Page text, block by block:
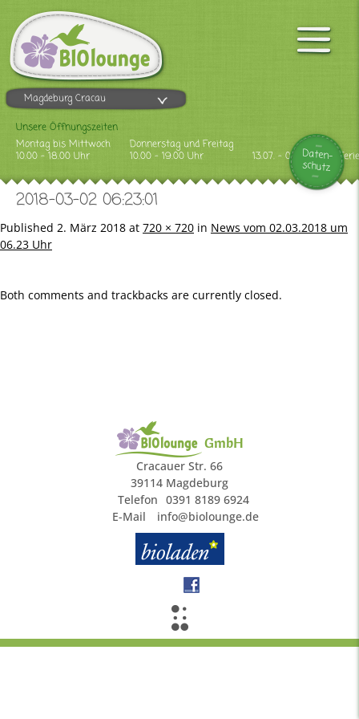
Magdeburg Cracau
Unsere Öffnungszeiten
Montag bis Mittwoch
10.00 - 18.00 Uhr
Donnerstag und Freitag
10.00 - 19.00 Uhr
13.07. - 09.08.2026
Daten-
schutz
2018-03-02 06:23:01
Published 2. März 2018 at 720 × 720 in News vom 02.03.2018 um
06.23 Uhr
Both comments and trackbacks are currently closed.
GmbH
Cracauer Str. 66
39114 Magdeburg
Telefon 0391 8189 6924
E-Mail
info@biolounge.de